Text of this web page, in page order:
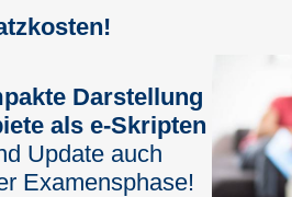
Darstellung
als e-Skripten
Update auch
Examensphase!